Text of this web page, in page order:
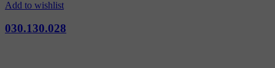
Add to wishlist
030.130.028